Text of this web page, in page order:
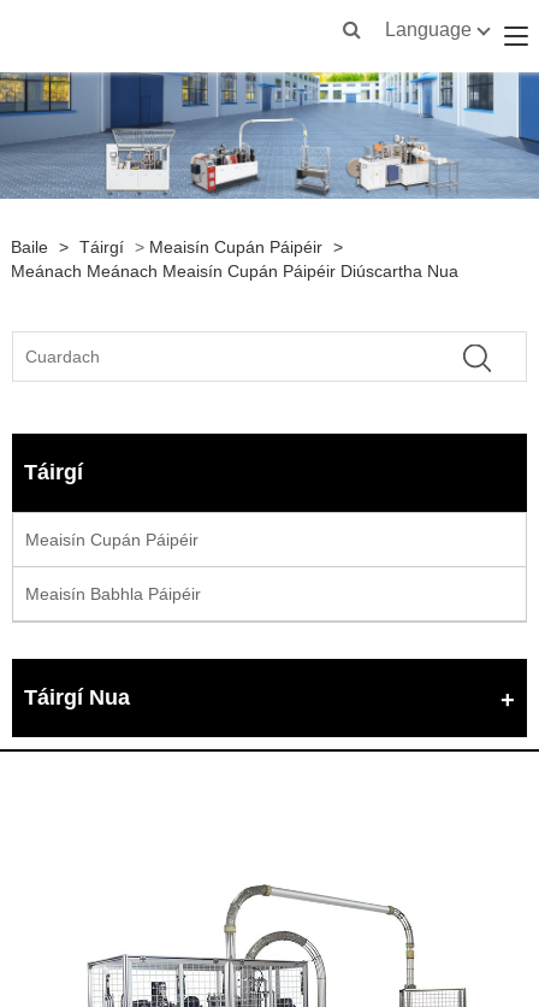
Language
Baile > Táirgí > Meaisín Cupán Páipéir >
Meánach Meánach Meaisín Cupán Páipéir Diúscartha Nua
Táirgí
Meaisín Cupán Páipéir
Meaisín Babhla Páipéir
Táirgí Nua